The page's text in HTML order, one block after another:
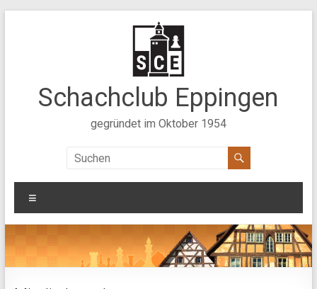
Schachclub Eppingen
gegründet im Oktober 1954